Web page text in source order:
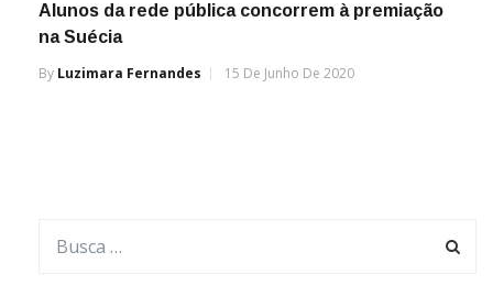
Alunos da rede pública concorrem à premiação
na Suécia
By Luzimara Fernandes 15 De Junho De 2020